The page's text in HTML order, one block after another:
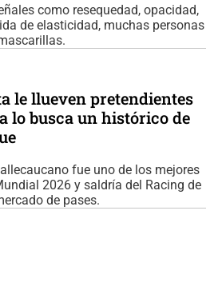
como resequedad, opacidad,
de elasticidad, muchas personas
le llueven pretendientes
lo busca un histórico de
fue uno de los mejores
2026 y saldría del Racing de
de pases.